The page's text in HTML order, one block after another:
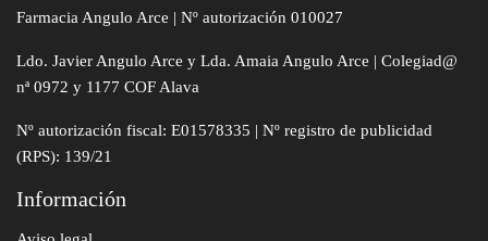
Farmacia Angulo Arce | Nº autorización 010027
Ldo. Javier Angulo Arce y Lda. Amaia Angulo Arce | Colegiad@
nª 0972 y 1177 COF Alava
Nº autorización fiscal: E01578335 | Nº registro de publicidad
(RPS): 139/21
Información